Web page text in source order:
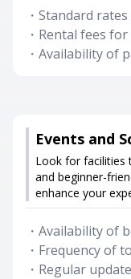
・ Standard
・ Rental fees
・ Availability of
Events and
Look for facilities
and beginner-
enhance your
・ Availability of
・ Frequency of
・ Regular